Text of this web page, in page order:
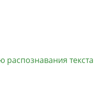
текста